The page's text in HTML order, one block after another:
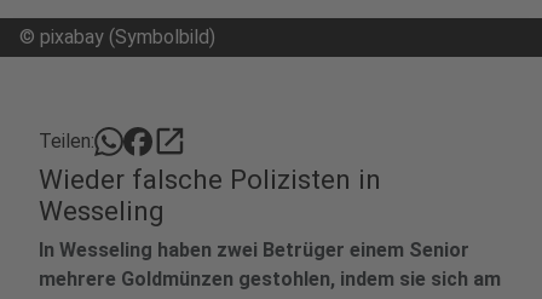
© pixabay (Symbolbild)
Teilen: open_in_new
Wieder falsche Polizisten in
Wesseling
In Wesseling haben zwei Betrüger einem Senior
mehrere Goldmünzen gestohlen, indem sie sich am